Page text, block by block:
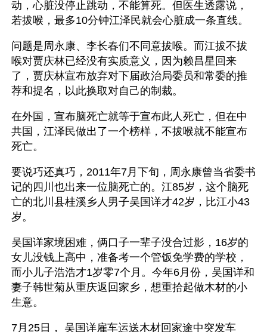
动，心脏没停止跳动，不能算死。但医生透露说，
若拔喉，最多10分钟江泽民就会心脏成一条直线。
问题是周永康、李长春们不同意拔喉。而江拔不拔
喉对贾庆林已经没有实质意义，因为赖昌星回来
了，贾庆林宣布放弃对下届政治局委员和常委的推
荐和提名，以此换取对自己的制裁。
在外国，宣布脑死亡就等于宣布此人死亡，但在中
共国，江泽民做出了一个榜样，不拔喉就不能宣布
死亡。
要说巧还真巧，2011年7月下旬，周永康曾当省委书
记的四川也出来一位脑死亡的。江85岁，这个脑死
亡的北川县桂溪乡人男子吴国详才42岁，比江小43
岁。
吴国详家境困难，俩口子一辈子没合过影，16岁的
女儿没钱上高中，准备考一个管饭免学费的学校，
而小儿子浩浩才1岁零7个月。今年6月份，吴国详和
妻子韩世菊从重庆返回家乡，想重拾起做木材的小
生意。
7月25日， 吴国详雇车运送木材回家途中突发车